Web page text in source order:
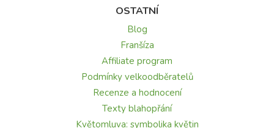
OSTATNÍ
Blog
Franšíza
Affiliate program
Podmínky velkoodběratelů
Recenze a hodnocení
Texty blahopřání
Květomluva: symbolika květin